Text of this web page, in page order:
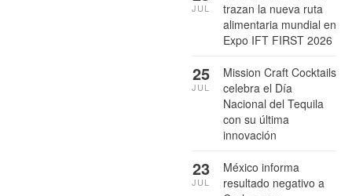
trazan la nueva ruta
alimentaria mundial en
Expo IFT FIRST 2026
JUL
Mission Craft Cocktails
celebra el Día
Nacional del Tequila
con su última
innovación
25
JUL
México informa
resultado negativo a
23
JUL